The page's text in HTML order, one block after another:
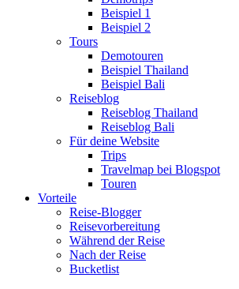
Beispiel 1
Beispiel 2
Tours
Demotouren
Beispiel Thailand
Beispiel Bali
Reiseblog
Reiseblog Thailand
Reiseblog Bali
Für deine Website
Trips
Travelmap bei Blogspot
Touren
Vorteile
Reise-Blogger
Reisevorbereitung
Während der Reise
Nach der Reise
Bucketlist